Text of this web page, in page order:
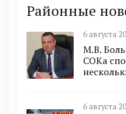
Районные
6 августа
М.В.
СОКа
6 августа